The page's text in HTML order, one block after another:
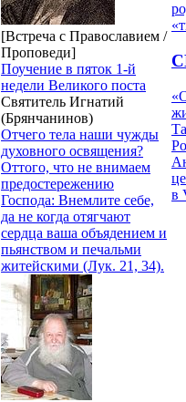
[Встреча с Православием /
Проповеди]
Поучение в пяток 1-й
недели Великого поста
Святитель Игнатий
(Брянчанинов)
Отчего тела наши чужды
духовного освящения?
Оттого, что не внимаем
предостережению
Господа: Внемлите себе,
да не когда отягчают
сердца ваша объядением и
пьянством и печальми
житейскими (Лук. 21, 34).
в